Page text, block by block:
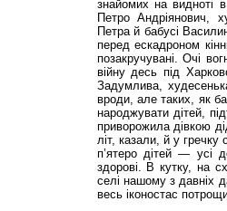
знайомих на видноті
Петро Андріянович,
Петра й бабусі
перед ескадроном
позакручувані. Очі
війну десь під
Задумлива,
вроди, але таких, як
народжувати дітей,
приворожила дівкою
літ, казали, й у
п’ятеро дітей — усі
здорові. В кутку, на
селі нашому з давніх
весь іконостас